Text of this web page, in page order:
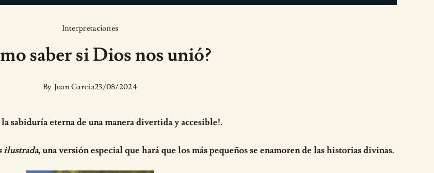
Interpretaciones
saber si Dios nos unió?
By Juan García23/08/2024
la sabiduría eterna de una manera divertida y accesible!.
ilustrada, una versión especial que hará que los más pequeños se enamoren de las historias divinas.